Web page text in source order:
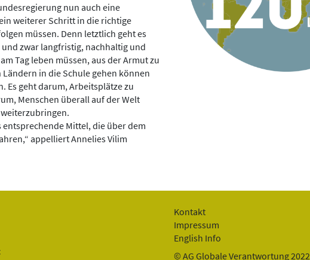
nun auch eine
weiterer Schritt in die richtige
müssen. Denn letztlich geht es
zwar langfristig, nachhaltig und
Tag leben müssen, aus der Armut zu
in die Schule gehen können
Es geht darum, Arbeitsplätze zu
Menschen überall auf der Welt
Mittel, die über dem
appelliert Annelies Vilim
Kontakt
Impressum
English Info
© AG Globale Verantwortung 2022